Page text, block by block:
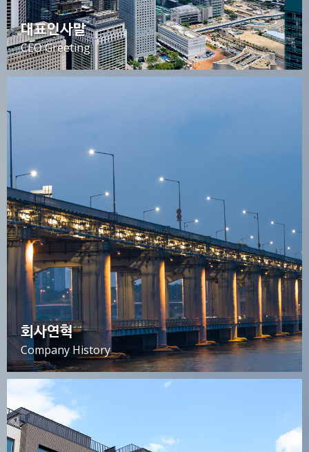
대표인사말
CEO Greeting
회사연혁
Company History